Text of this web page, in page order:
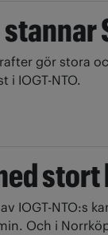
gör stora
i IOGT-NTO.
stort
IOGT-NTO:s
Och i